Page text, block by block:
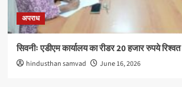
अपराध
सिवनीः एडीएम कार्यालय का रीडर 20 हजार रुपये
hindusthan samvad June 16, 2026